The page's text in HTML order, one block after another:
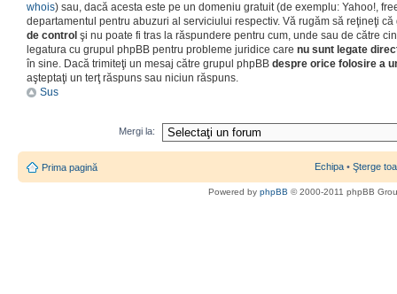
whois) sau, dacă acesta este pe un domeniu gratuit (de exemplu: Yahoo!,
departamentul pentru abuzuri al serviciului respectiv. Vă rugăm să reţineţi
de control şi nu poate fi tras la răspundere pentru cum, unde sau de către
legatura cu grupul phpBB pentru probleme juridice care nu sunt legate
în sine. Dacă trimiteţi un mesaj către grupul phpBB despre orice folosire a
aşteptaţi un terţ răspuns sau niciun răspuns.
Sus
Mergi la:
Prima pagină Echipa • Şterge
Powered by phpBB © 2000-2011 phpBB